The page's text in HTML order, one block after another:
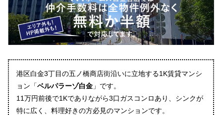
港区白金3丁目の五ノ橋商店街沿いに立地する1K賃貸マンシ
ョン「ベルパラーゾ白金 」です。
11万円前後で1Kでありながら3口ガスコンロあり、シンクが
特に広く、料理好きの方必見のマンションです。